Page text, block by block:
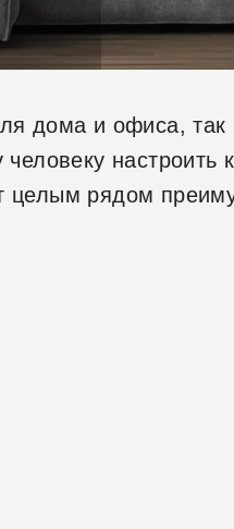
дома и офиса,
настроить
целым рядом